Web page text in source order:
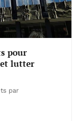
pour
et lutter
par